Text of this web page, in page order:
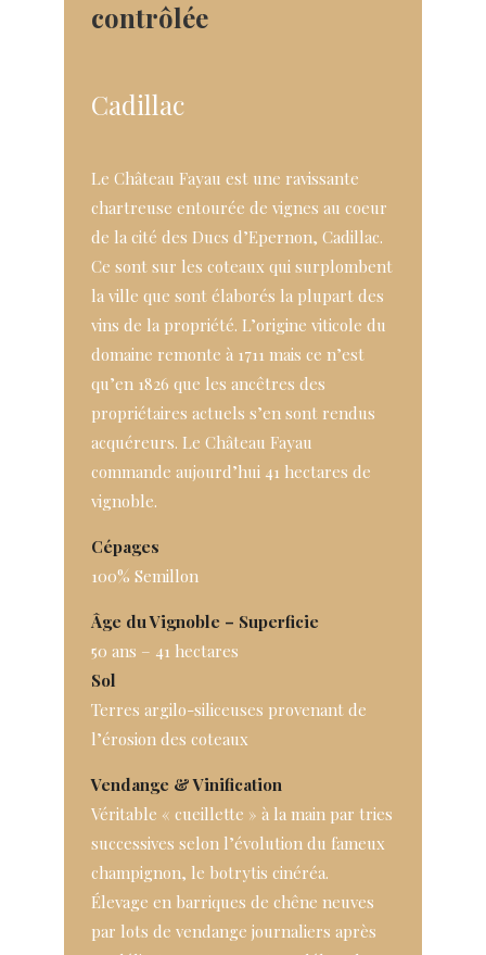
contrôlée
Cadillac
Le Château Fayau est une ravissante
chartreuse entourée de vignes au coeur
de la cité des Ducs d’Epernon, Cadillac.
Ce sont sur les coteaux qui surplombent
la ville que sont élaborés la plupart des
vins de la propriété. L’origine viticole du
domaine remonte à 1711 mais ce n’est
qu’en 1826 que les ancêtres des
propriétaires actuels s’en sont rendus
acquéreurs. Le Château Fayau
commande aujourd’hui 41 hectares de
vignoble.
Cépages
100% Semillon
Âge du Vignoble – Superficie
50 ans – 41 hectares
Sol
Terres argilo-siliceuses provenant de
l’érosion des coteaux
Vendange & Vinification
Véritable « cueillette » à la main par tries
successives selon l’évolution du fameux
champignon, le botrytis cinéréa.
Élevage en barriques de chêne neuves
par lots de vendange journaliers après